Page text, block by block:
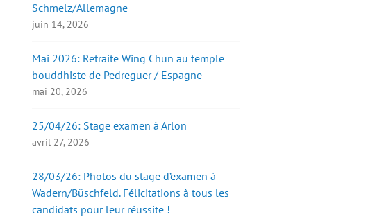
Schmelz/Allemagne
juin 14, 2026
Mai 2026: Retraite Wing Chun au temple
bouddhiste de Pedreguer / Espagne
mai 20, 2026
25/04/26: Stage examen à Arlon
avril 27, 2026
28/03/26: Photos du stage d’examen à
Wadern/Büschfeld. Félicitations à tous les
candidats pour leur réussite !